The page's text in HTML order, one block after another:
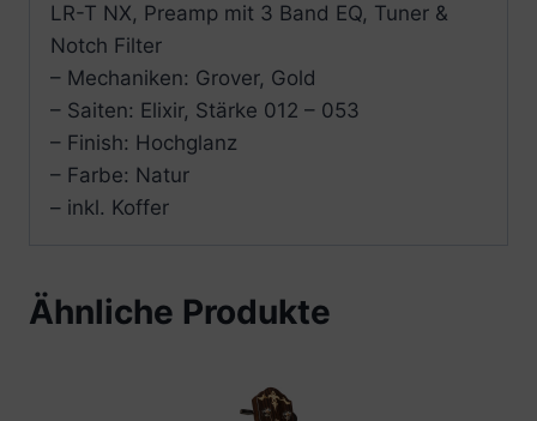
LR-T NX, Preamp mit 3 Band EQ, Tuner &
Notch Filter
– Mechaniken: Grover, Gold
– Saiten: Elixir, Stärke 012 – 053
– Finish: Hochglanz
– Farbe: Natur
– inkl. Koffer
Ähnliche Produkte